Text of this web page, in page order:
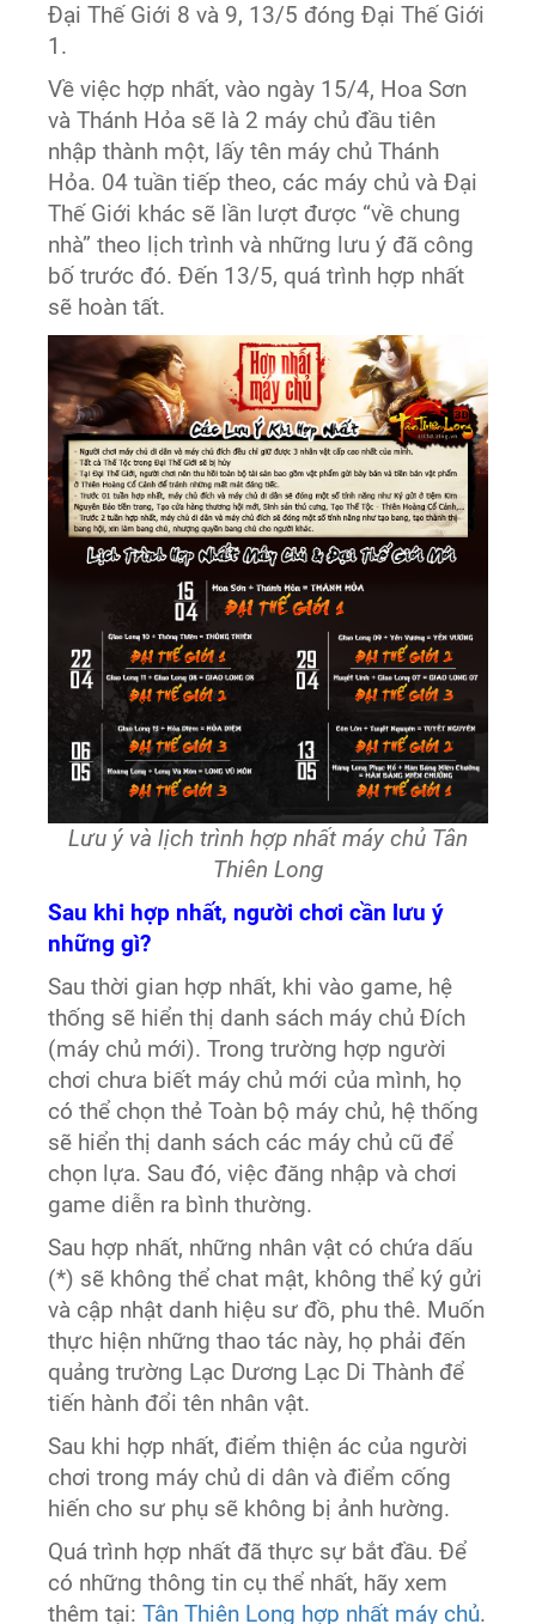
Đại Thế Giới 8 và 9, 13/5 đóng Đại Thế Giới
1.
Về việc hợp nhất, vào ngày 15/4, Hoa Sơn
và Thánh Hỏa sẽ là 2 máy chủ đầu tiên
nhập thành một, lấy tên máy chủ Thánh
Hỏa. 04 tuần tiếp theo, các máy chủ và Đại
Thế Giới khác sẽ lần lượt được “về chung
nhà” theo lịch trình và những lưu ý đã công
bố trước đó. Đến 13/5, quá trình hợp nhất
sẽ hoàn tất.
Lưu ý và lịch trình hợp nhất máy chủ Tân
Thiên Long
Sau khi hợp nhất, người chơi cần lưu ý
những gì?
Sau thời gian hợp nhất, khi vào game, hệ
thống sẽ hiển thị danh sách máy chủ Đích
(máy chủ mới). Trong trường hợp người
chơi chưa biết máy chủ mới của mình, họ
có thể chọn thẻ Toàn bộ máy chủ, hệ thống
sẽ hiển thị danh sách các máy chủ cũ để
chọn lựa. Sau đó, việc đăng nhập và chơi
game diễn ra bình thường.
Sau hợp nhất, những nhân vật có chứa dấu
(*) sẽ không thể chat mật, không thể ký gửi
và cập nhật danh hiệu sư đồ, phu thê. Muốn
thực hiện những thao tác này, họ phải đến
quảng trường Lạc Dương Lạc Di Thành để
tiến hành đổi tên nhân vật.
Sau khi hợp nhất, điểm thiện ác của người
chơi trong máy chủ di dân và điểm cống
hiến cho sư phụ sẽ không bị ảnh hường.
Quá trình hợp nhất đã thực sự bắt đầu. Để
có những thông tin cụ thể nhất, hãy xem
thêm tại:Tân Thiên Long hợp nhất máy chủ.